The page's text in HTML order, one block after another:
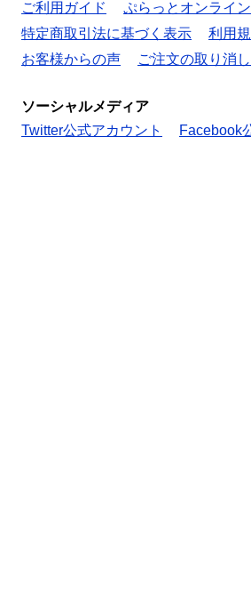
ご利用ガイド
ぷらっとオンライ
特定商取引法に基づく表示
利用
お客様からの声
ご注文の取り消し
ソーシャルメディア
Twitter公式アカウント
Facebook